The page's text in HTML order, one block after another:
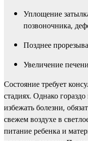
Уплощение
позвоночника,
Позднее
Увеличение
Состояние требует
стадиях. Однако
избежать болезни,
свежем воздухе в
питание ребенка и